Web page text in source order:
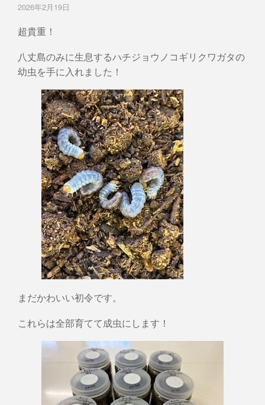
2026年2月19日
超貴重！
八丈島のみに生息するハチジョウノコギリクワガタの
幼虫を手に入れました！
まだかわいい初令です。
これらは全部育てて成虫にします！